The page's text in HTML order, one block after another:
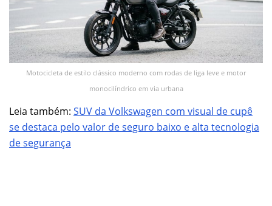
Motocicleta de estilo clássico moderno com rodas de liga leve e motor
monocilíndrico em via urbana
Leia também: SUV da Volkswagen com visual de cupê
se destaca pelo valor de seguro baixo e alta tecnologia
de segurança